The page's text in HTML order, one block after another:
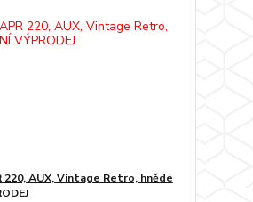
220, AUX, Vintage Retro, hnědé